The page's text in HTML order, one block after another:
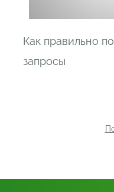
Как правильно
запросы